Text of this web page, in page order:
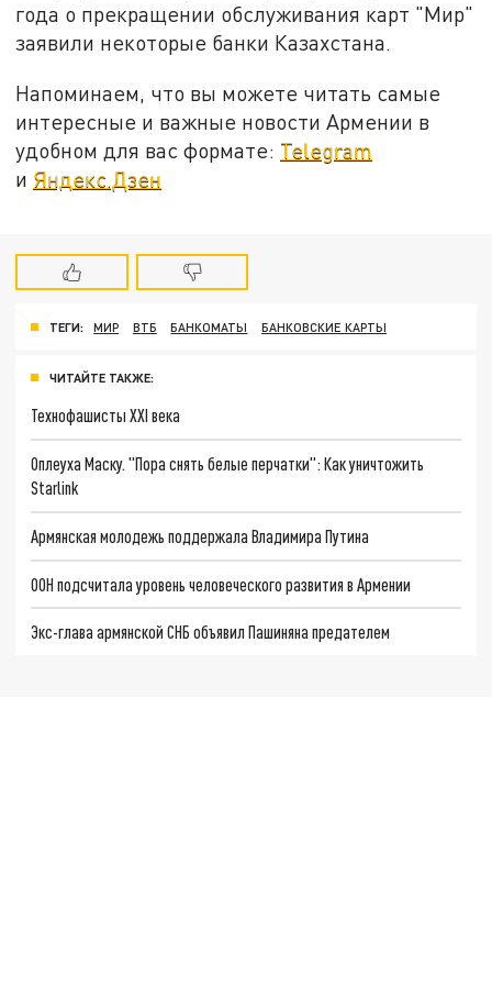
года о прекращении обслуживания карт "Мир"
заявили некоторые банки Казахстана.
Напоминаем, что вы можете читать самые
интересные и важные новости Армении в
удобном для вас формате: Telegram
и Яндекс.Дзен
ТЕГИ: МИР ВТБ БАНКОМАТЫ БАНКОВСКИЕ КАРТЫ
ЧИТАЙТЕ ТАКЖЕ:
Технофашисты XXI века
Оплеуха Маску. "Пора снять белые перчатки": Как уничтожить
Starlink
Армянская молодежь поддержала Владимира Путина
ООН подсчитала уровень человеческого развития в Армении
Экс-глава армянской СНБ объявил Пашиняна предателем